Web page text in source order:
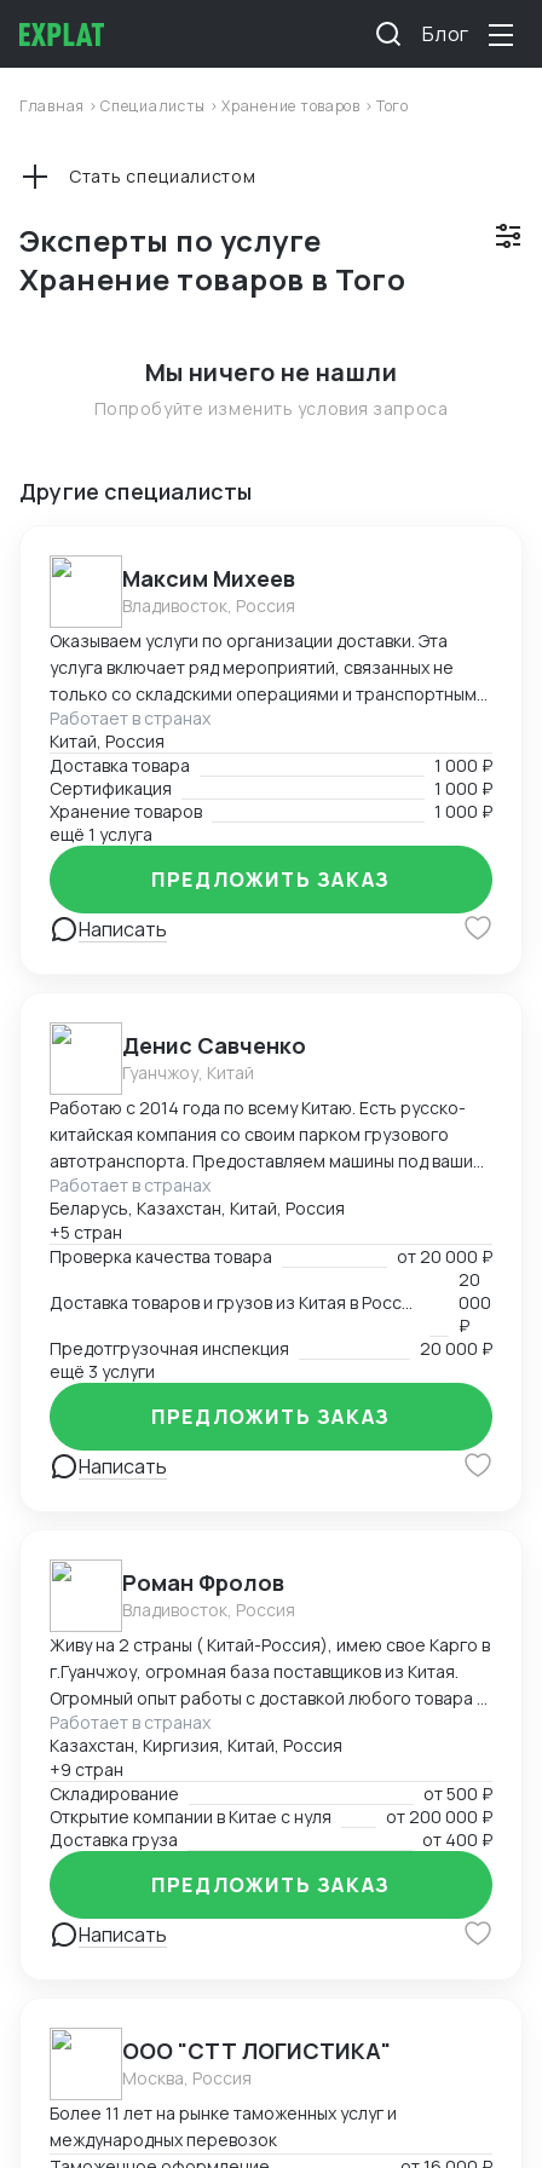
Блог
Главная >Специалисты >Хранение товаров >Того
Эксперты по услуге
Хранение товаров в Того
Стать специалистом
Мы ничего не нашли
Попробуйте изменить условия запроса
Другие специалисты
Максим Михеев
Владивосток, Россия
Оказываем услуги по организации доставки. Эта
услуга включает ряд мероприятий, связанных не
только со складскими операциями и транспортным
сопровождением. В нее также входит таможенное
оформление, помощь в заполнении необходимой
сопроводительной и разрешительной
документации.
Работает в странах
Китай, Россия
Доставка товара
1 000 ₽
Сертификация
1 000 ₽
Хранение товаров
1 000 ₽
ещё 1 услуга
Написать
ПРЕДЛОЖИТЬ ЗАКАЗ
Денис Савченко
Гуанчжоу, Китай
Работаю с 2014 года по всему Китаю. Есть русско-
китайская компания со своим парком грузового
автотранспорта. Предоставляем машины под ваши
поставки. Свой офис и склад в Гуанчжоу, ИУ и
Маньчжурии. Занимаюсь оказанием различных услуг
в сфере внешней торговли.
Работает в странах
Беларусь, Казахстан, Китай, Россия
+5 стран
Проверка качества товара
от20 000 ₽
Доставка товаров и грузов из Китая в Россию, Казахстан, Беларусь, Таиланд, Вьетнам, Малайзию
20
000
₽
Предотгрузочная инспекция
20 000 ₽
ещё 3 услуги
Написать
ПРЕДЛОЖИТЬ ЗАКАЗ
Роман Фролов
Владивосток, Россия
Живу на 2 страны ( Китай-Россия), имею свое Карго в
г.Гуанчжоу, огромная база поставщиков из Китая.
Огромный опыт работы с доставкой любого товара в
Страны Средней Азии. Поиск, выкуп, валюта, обмен,
инспекция.
Работает в странах
Казахстан, Киргизия, Китай, Россия
+9 стран
Складирование
от500 ₽
Открытие компании в Китае с нуля
от200 000 ₽
Доставка груза
от 400 ₽
Написать
ПРЕДЛОЖИТЬ ЗАКАЗ
ООО "СТТ ЛОГИСТИКА"
Москва, Россия
Более 11 лет на рынке таможенных услуг и
международных перевозок